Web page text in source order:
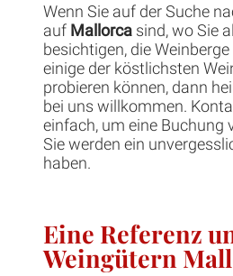
Wenn Sie auf der Suche
auf Mallorca sind, wo Sie
besichtigen, die
einige der köstlichsten
probieren können, dann
bei uns willkommen.
einfach, um eine Buchung
Sie werden ein
haben.
Eine Referenz
Weingütern